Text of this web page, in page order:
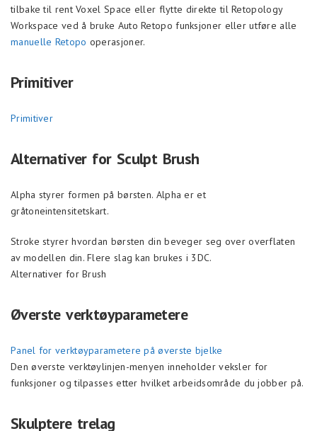
tilbake til rent Voxel Space eller flytte direkte til Retopology
Workspace ved å bruke Auto Retopo funksjoner eller utføre alle
manuelle Retopo operasjoner.
Primitiver
Primitiver
Alternativer for Sculpt Brush
Alpha styrer formen på børsten. Alpha er et
gråtoneintensitetskart.
Stroke styrer hvordan børsten din beveger seg over overflaten
av modellen din. Flere slag kan brukes i 3DC.
Alternativer for Brush
Øverste verktøyparametere
Panel for verktøyparametere på øverste bjelke
Den øverste verktøylinjen-menyen inneholder veksler for
funksjoner og tilpasses etter hvilket arbeidsområde du jobber på.
Skulptere trelag